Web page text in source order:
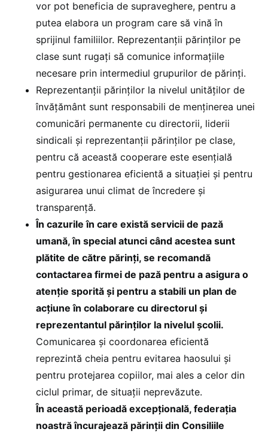
vor pot beneficia de supraveghere, pentru a
putea elabora un program care să vină în
sprijinul familiilor. Reprezentanții părinților pe
clase sunt rugați să comunice informațiile
necesare prin intermediul grupurilor de părinți.
Reprezentanții părinților la nivelul unităților de
învățământ sunt responsabili de menținerea unei
comunicări permanente cu directorii, liderii
sindicali și reprezentanții părinților pe clase,
pentru că această cooperare este esențială
pentru gestionarea eficientă a situației și pentru
asigurarea unui climat de încredere și
transparență.
În cazurile în care există servicii de pază
umană, în special atunci când acestea sunt
plătite de către părinți, se recomandă
contactarea firmei de pază pentru a asigura o
atenție sporită și pentru a stabili un plan de
acțiune în colaborare cu directorul și
reprezentantul părinților la nivelul școlii.
Comunicarea și coordonarea eficientă
reprezintă cheia pentru evitarea haosului și
pentru protejarea copiilor, mai ales a celor din
ciclul primar, de situații neprevăzute.
În această perioadă excepțională, federația
noastră încurajează părinții din Consiliile